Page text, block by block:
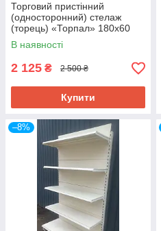
Торговий пристінний
(односторонний) стелаж
(торець) «Торпал» 180х60
см., RAL-7024, Б/у
В наявності
2 125 ₴ 2 500 ₴
Купити
–8%